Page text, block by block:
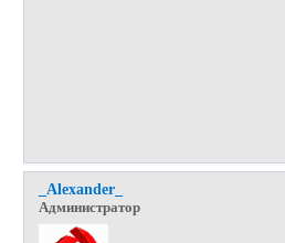
_Alexander_
Администратор